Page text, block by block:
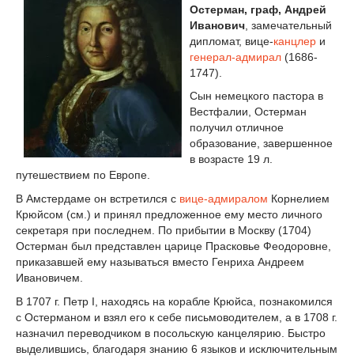
Остерман, граф, Андрей
Иванович , замечательный
дипломат, вице-канцлер и
генерал-адмирал (1686-
1747).
Сын немецкого пастора в
Вестфалии, Остерман
получил отличное
образование, завершенное
в возрасте 19 л.
путешествием по Европе.
В Амстердаме он встретился с вице-адмиралом Корнелием
Крюйсом (см.) и принял предложенное ему место личного
секретаря при последнем. По прибытии в Москву (1704)
Остерман был представлен царице Прасковье Феодоровне,
приказавшей ему называться вместо Генриха Андреем
Ивановичем.
В 1707 г. Петр I, находясь на корабле Крюйса, познакомился
с Остерманом и взял его к себе письмоводителем, а в 1708 г.
назначил переводчиком в посольскую канцелярию. Быстро
выделившись, благодаря знанию 6 языков и исключительным